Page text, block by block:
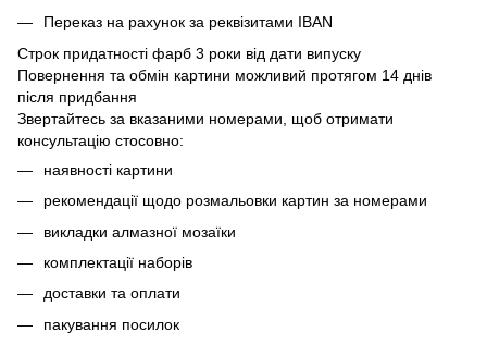
Переказ на рахунок за реквізитами IBAN
Строк придатності фарб 3 роки від дати випуску
Повернення та обмін картини можливий протягом 14 днів
після придбання
Звертайтесь за вказаними номерами, щоб отримати
консультацію стосовно:
наявності картини
рекомендації щодо розмальовки картин за номерами
викладки алмазної мозаїки
комплектації наборів
доставки та оплати
пакування посилок